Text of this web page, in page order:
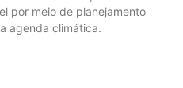
por meio de planejamento
agenda climática.